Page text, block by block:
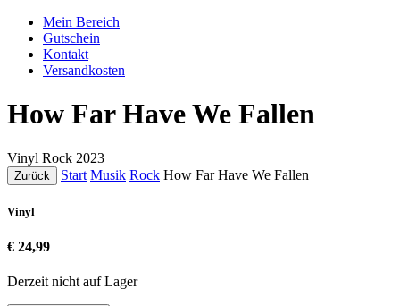
Mein Bereich
Gutschein
Kontakt
Versandkosten
How Far Have We Fallen
Vinyl Rock 2023
Zurück Start Musik Rock How Far Have We Fallen
Vinyl
€ 24,99
Derzeit nicht auf Lager